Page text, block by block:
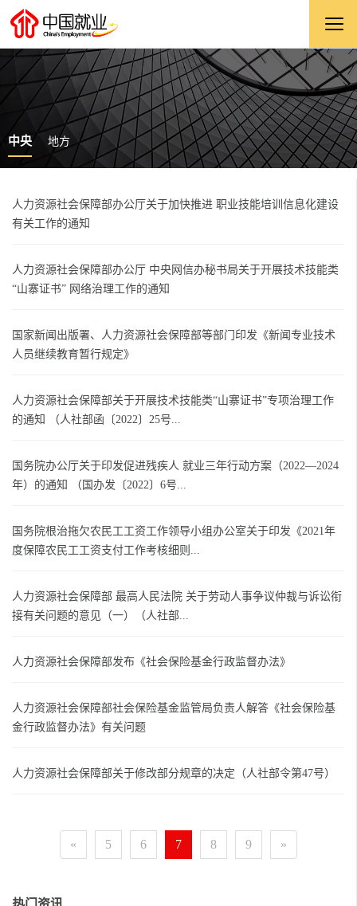
中央 地方
人力资源社会保障部办公厅关于加快推进 职业技能培训信息化建设
有关工作的通知
人力资源社会保障部办公厅 中央网信办秘书局关于开展技术技能类
“山寨证书” 网络治理工作的通知
国家新闻出版署、人力资源社会保障部等部门印发《新闻专业技术
人员继续教育暂行规定》
人力资源社会保障部关于开展技术技能类“山寨证书”专项治理工作
的通知 （人社部函〔2022〕25号...
国务院办公厅关于印发促进残疾人 就业三年行动方案（2022—2024
年）的通知 （国办发〔2022〕6号...
国务院根治拖欠农民工工资工作领导小组办公室关于印发《2021年
度保障农民工工资支付工作考核细则...
人力资源社会保障部 最高人民法院 关于劳动人事争议仲裁与诉讼衔
接有关问题的意见（一）（人社部...
人力资源社会保障部发布《社会保险基金行政监督办法》
人力资源社会保障部社会保险基金监管局负责人解答《社会保险基
金行政监督办法》有关问题
人力资源社会保障部关于修改部分规章的决定（人社部令第47号）
« 5 6 7 8 9 »